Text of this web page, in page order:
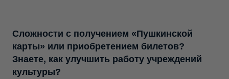
Сложности с получением «Пушкинской
карты» или приобретением билетов?
Знаете, как улучшить работу учреждений
культуры?